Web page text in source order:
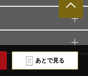
あとで見る